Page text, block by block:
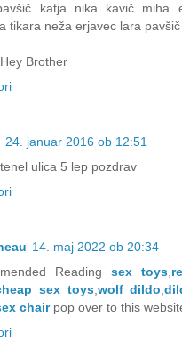
katja nika kavič miha
tikara neža erjavec lara pavšič
Brother
24. januar 2016 ob 12:51
ulica 5 lep pozdrav
14. maj 2022 ob 20:34
Reading sex toys
sex toys, wolf dildo ,
chairpop over to this